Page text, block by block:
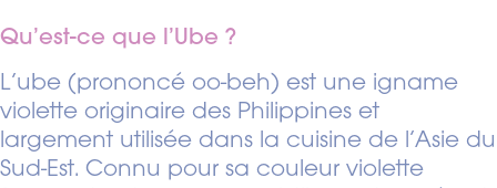
Qu’est-ce que l’Ube ?
L’ube (prononcé oo-beh) est une igname
violette originaire des Philippines et
largement utilisée dans la cuisine de l’Asie du
Sud-Est. Connu pour sa couleur violette